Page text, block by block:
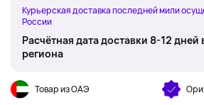
Курьерская доставка последней мили
России
Расчётная дата доставки 8-12 дней
региона
Товар из ОАЭ